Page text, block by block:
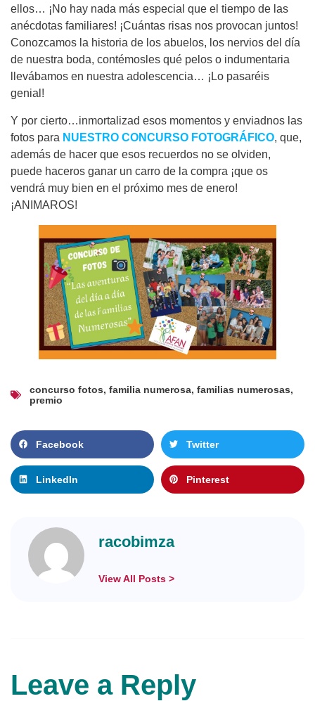
ellos… ¡No hay nada más especial que el tiempo de las
anécdotas familiares! ¡Cuántas risas nos provocan juntos!
Conozcamos la historia de los abuelos, los nervios del día
de nuestra boda, contémosles qué pelos o indumentaria
llevábamos en nuestra adolescencia… ¡Lo pasaréis
genial!
Y por cierto…inmortalizad esos momentos y enviadnos las
fotos para NUESTRO CONCURSO FOTOGRÁFICO, que,
además de hacer que esos recuerdos no se olviden,
puede haceros ganar un carro de la compra ¡que os
vendrá muy bien en el próximo mes de enero!
¡ANIMAROS!
concurso fotos, familia numerosa, familias numerosas,
premio
Facebook Twitter
LinkedIn Pinterest
racobimza
View All Posts >
Leave a Reply